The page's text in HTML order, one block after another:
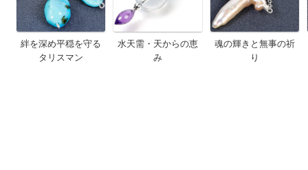
絆を深め平穏を守る
タリスマン
水天需・天からの恵
み
魂の輝きと無事の祈
り